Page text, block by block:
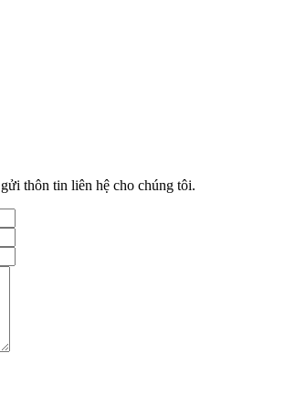
thôn tin liên hệ cho chúng tôi.